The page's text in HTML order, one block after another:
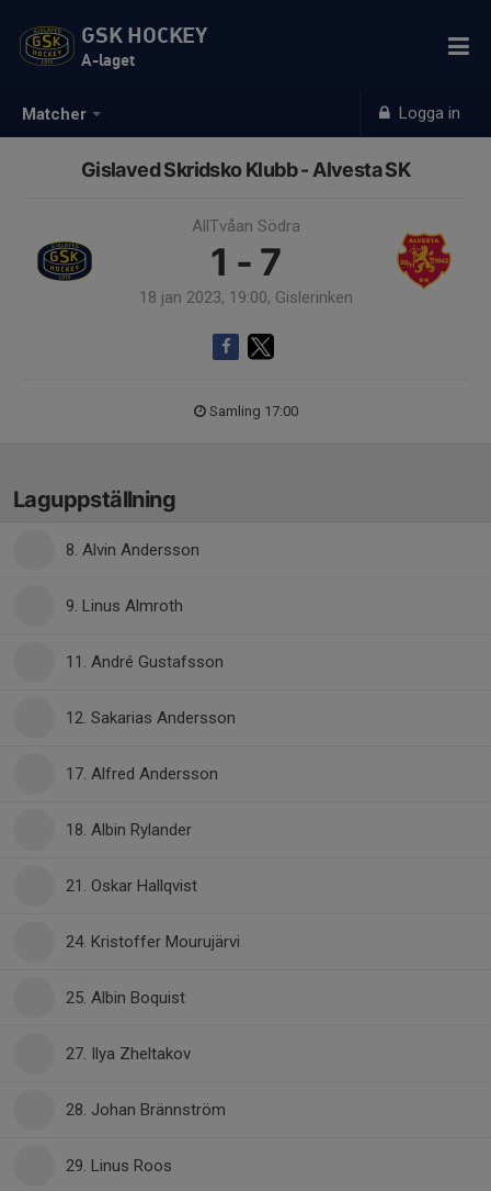
Matcher Logga in
GSK HOCKEY
A-laget
Gislaved Skridsko Klubb - Alvesta SK
AllTvåan Södra
1 - 7
18 jan 2023, 19:00, Gislerinken
Samling 17:00
Laguppställning
8. Alvin Andersson
9. Linus Almroth
11. André Gustafsson
12. Sakarias Andersson
17. Alfred Andersson
18. Albin Rylander
21. Oskar Hallqvist
24. Kristoffer Mourujärvi
25. Albin Boquist
27. Ilya Zheltakov
28. Johan Brännström
29. Linus Roos